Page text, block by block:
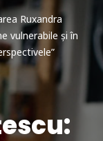
Ruxandra
vulnerabile și în